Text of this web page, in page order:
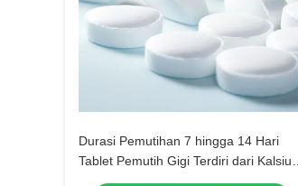
Durasi Pemutihan 7 hingga 14 Hari
Tablet Pemutih Gigi Terdiri dari Kalsium
Karbonat Ideal untuk Klinik Gigi dan